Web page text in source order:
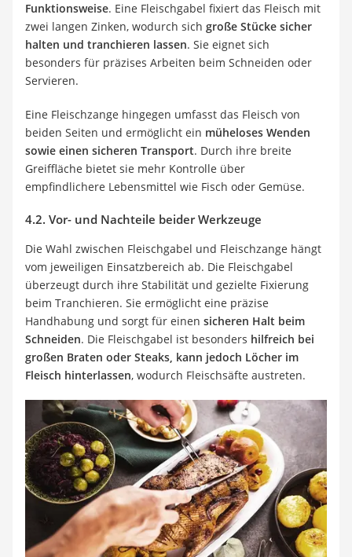
Funktionsweise. Eine Fleischgabel fixiert das Fleisch mit
zwei langen Zinken, wodurch sich große Stücke sicher
halten und tranchieren lassen. Sie eignet sich
besonders für präzises Arbeiten beim Schneiden oder
Servieren.
Eine Fleischzange hingegen umfasst das Fleisch von
beiden Seiten und ermöglicht ein müheloses Wenden
sowie einen sicheren Transport. Durch ihre breite
Greiffläche bietet sie mehr Kontrolle über
empfindlichere Lebensmittel wie Fisch oder Gemüse.
4.2. Vor- und Nachteile beider Werkzeuge
Die Wahl zwischen Fleischgabel und Fleischzange hängt
vom jeweiligen Einsatzbereich ab. Die Fleischgabel
überzeugt durch ihre Stabilität und gezielte Fixierung
beim Tranchieren. Sie ermöglicht eine präzise
Handhabung und sorgt für einen sicheren Halt beim
Schneiden. Die Fleischgabel ist besonders hilfreich bei
großen Braten oder Steaks, kann jedoch Löcher im
Fleisch hinterlassen, wodurch Fleischsäfte austreten.